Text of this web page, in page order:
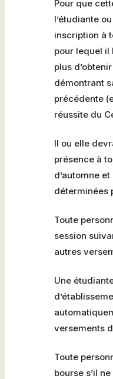
Pour que
l’étudiante
inscription à
pour lequel il
plus
démontrant
précédente
réussite du
Il ou elle
présence à
d’automne
déterminées
Toute
session
autres
Une
versements
Toute
bourse s’il